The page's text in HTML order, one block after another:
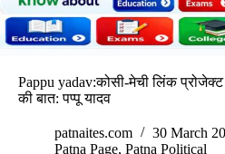
Pappu yadav:कोसी-मेची लिंक
की बात: पप्पू यादव
patnaites.com
30 March
Patna Page, Patna Political